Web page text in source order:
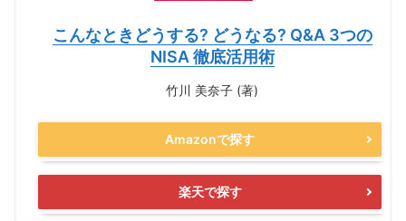
こんなときどうする? どうなる? Q&A 3つの
NISA 徹底活用術
竹川 美奈子 (著)
Amazonで探す
楽天で探す